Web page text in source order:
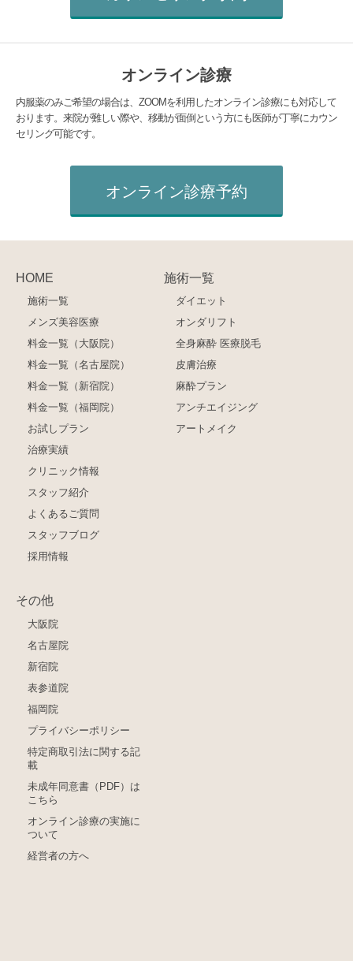
オンライン診療
内服薬のみご希望の場合は、ZOOMを利用したオンライン診療にも対応して
おります。来院が難しい際や、移動が面倒という方にも医師が丁寧にカウン
セリング可能です。
オンライン診療予約
HOME
施術一覧
メンズ美容医療
料金一覧（大阪院）
料金一覧（名古屋院）
料金一覧（新宿院）
料金一覧（福岡院）
お試しプラン
治療実績
クリニック情報
スタッフ紹介
よくあるご質問
スタッフブログ
採用情報
施術一覧
ダイエット
オンダリフト
全身麻酔 医療脱毛
皮膚治療
麻酔プラン
アンチエイジング
アートメイク
その他
大阪院
名古屋院
新宿院
表参道院
福岡院
プライバシーポリシー
特定商取引法に関する記
載
未成年同意書（PDF）は
こちら
オンライン診療の実施に
ついて
経営者の方へ